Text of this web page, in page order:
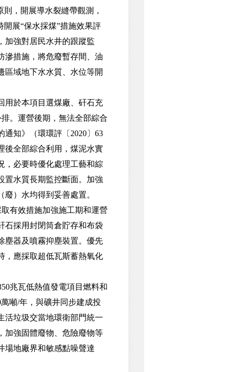
，開展導水裂縫帶觀測，
展“保水採煤”措施效果評
加強對居民水井的跟蹤監
滲措施，將危廢暫存間、油
區域地下水水質、水位等開
於本項目選煤廠、矸石充
。運營後期，無法全部綜合
知》（環環評〔2020〕63
後全部綜合利用，煤泥水實
，必要時優化處理工藝和綜
置水質長期監控斷面。加強
）水均得到妥善處置。
有效措施加強施工期和運營
石採用封閉筒倉貯存和布袋
塵器及噴霧抑塵裝置。優先
，應採取超低瓦斯蓄熱氧化
兆瓦低熱值發電項目燃料和
噸/年，與礦井同步建成投
活垃圾交當地環衛部門統一
加強固體廢物、危險廢物等
場地廠界和敏感點噪聲達